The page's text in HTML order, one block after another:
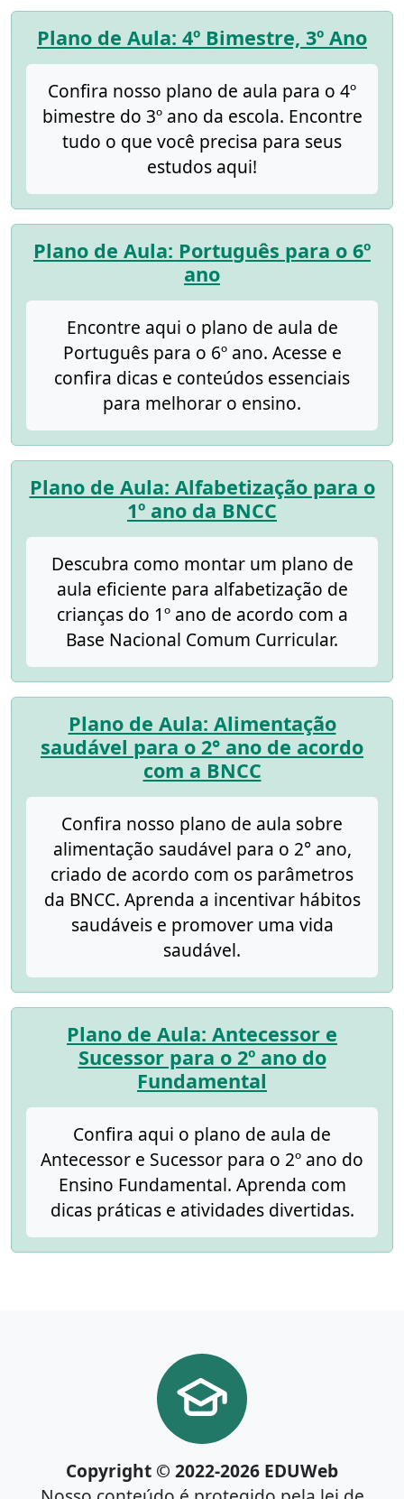
Plano de Aula: 4º Bimestre, 3º Ano
Confira nosso plano de aula para o 4º
bimestre do 3º ano da escola. Encontre
tudo o que você precisa para seus
estudos aqui!
Plano de Aula: Português para o 6º
ano
Encontre aqui o plano de aula de
Português para o 6º ano. Acesse e
confira dicas e conteúdos essenciais
para melhorar o ensino.
Plano de Aula: Alfabetização para o
1º ano da BNCC
Descubra como montar um plano de
aula eficiente para alfabetização de
crianças do 1º ano de acordo com a
Base Nacional Comum Curricular.
Plano de Aula: Alimentação
saudável para o 2° ano de acordo
com a BNCC
Confira nosso plano de aula sobre
alimentação saudável para o 2° ano,
criado de acordo com os parâmetros
da BNCC. Aprenda a incentivar hábitos
saudáveis e promover uma vida
saudável.
Plano de Aula: Antecessor e
Sucessor para o 2º ano do
Fundamental
Confira aqui o plano de aula de
Antecessor e Sucessor para o 2º ano do
Ensino Fundamental. Aprenda com
dicas práticas e atividades divertidas.
Copyright © 2022-2026 EDUWeb